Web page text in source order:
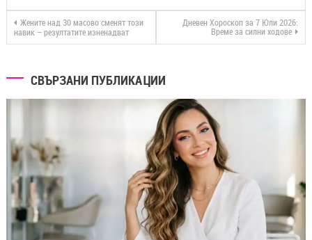
33€
Жените над 30 масово сменят този
навик – резултатите изненадват
Дневен Хороскоп за 7 Юли 2026:
Време за силни ходове
СВЪРЗАНИ ПУБЛИКАЦИИ